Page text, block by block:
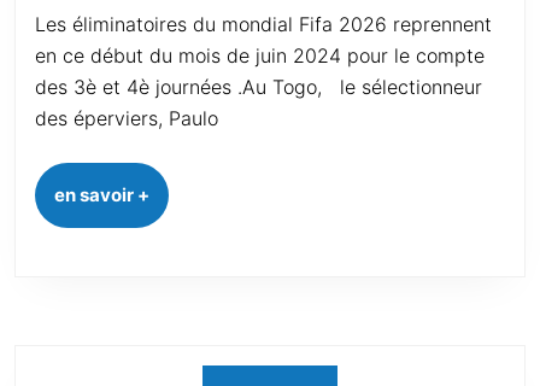
Les éliminatoires du mondial Fifa 2026 reprennent
en ce début du mois de juin 2024 pour le compte
des 3è et 4è journées .Au Togo, le sélectionneur
des éperviers, Paulo
en savoir +